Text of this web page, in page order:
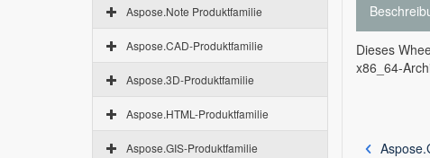
Aspose.Note Produktfamilie
Aspose.CAD-Produktfamilie
Aspose.3D-Produktfamilie
Aspose.HTML-Produktfamilie
Aspose.GIS-Produktfamilie
Dieses
x86_64-